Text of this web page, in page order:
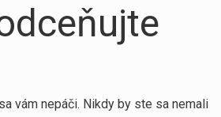
vám nepáči. Nikdy by ste sa nemali